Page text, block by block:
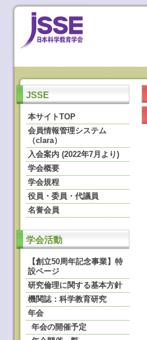
JSSE
本サイトTOP
会員情報管理システム
（clara）
入会案内 (2022年7月より)
学会概要
学会規程
役員・委員・代議員
名誉会員
学会活動
【創立50周年記念事業】特
設ページ
研究倫理に関する基本方針
機関誌：科学教育研究
年会
年会の開催予定